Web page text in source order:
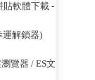
貼軟體下載-
運解鎖器)
覽器 / ES文